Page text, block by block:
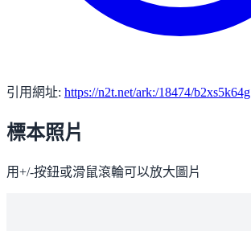
引用網址: https://n2t.net/ark:/18474/b2xs5k64g
標本照片
用+/-按鈕或滑鼠滾輪可以放大圖片